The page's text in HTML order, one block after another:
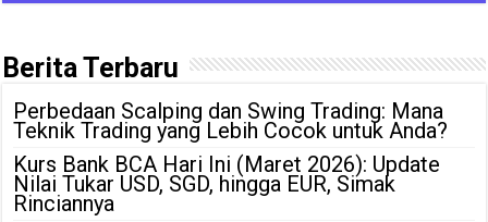
Berita Terbaru
Perbedaan Scalping dan Swing Trading: Mana
Teknik Trading yang Lebih Cocok untuk Anda?
Kurs Bank BCA Hari Ini (Maret 2026): Update
Nilai Tukar USD, SGD, hingga EUR, Simak
Rinciannya